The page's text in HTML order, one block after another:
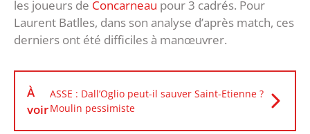
les joueurs de Concarneau pour 3 cadrés. Pour
Laurent Batlles, dans son analyse d’après match, ces
derniers ont été difficiles à manœuvrer.
À
voir
ASSE : Dall’Oglio peut-il sauver Saint-Etienne ?
Moulin pessimiste